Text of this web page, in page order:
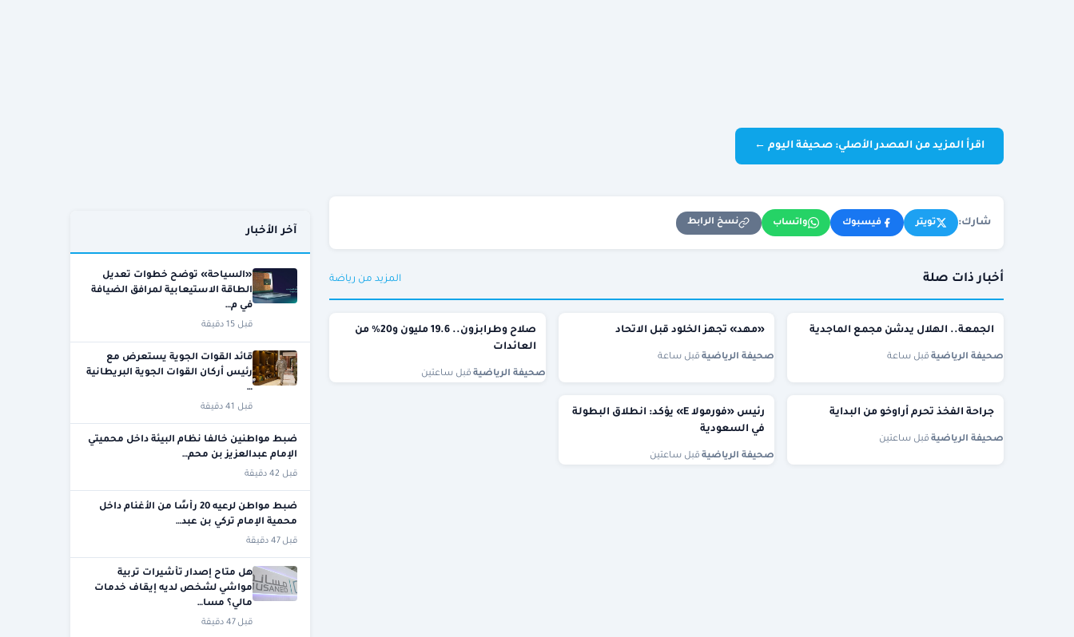
اقرأ المزيد من المصدر الأصلي: صحيفة اليوم ←
شارك: تويتر فيسبوك واتساب نسخ الرابط
أخبار ذات صلة المزيد من رياضة
الجمعة.. الهلال يدشن مجمع الماجدية
صحيفة الرياضية قبل ساعة
«مهد» تجهز الخلود قبل الاتحاد
صحيفة الرياضية· قبل ساعة
صلاح وطرابزون.. 19.6 مليون و20% من
العائدات
صحيفة الرياضية قبل ساعتين
جراحة الفخذ تحرم أراوخو من البداية
صحيفة الرياضية قبل ساعتين
رئيس «فورمولا E» يؤكد: انطلاق البطولة
في السعودية
صحيفة الرياضية· قبل ساعتين
آخر الأخبار
«السياحة» توضح خطوات تعديل
الطاقة الاستيعابية لمرافق الضيافة
في م…
قبل 15 دقيقة
قائد القوات الجوية يستعرض مع
رئيس أركان القوات الجوية البريطانية
…
قبل 41 دقيقة
ضبط مواطنين خالفا نظام البيئة داخل محميتي
الإمام عبدالعزيز بن محم…
قبل 42 دقيقة
ضبط مواطن لرعيه 20 رأسًا من الأغنام داخل
محمية الإمام تركي بن عبد…
قبل 47 دقيقة
هل متاح إصدار تأشيرات تربية
مواشي لشخص لديه إيقاف خدمات
مالي؟ مسا…
قبل 47 دقيقة